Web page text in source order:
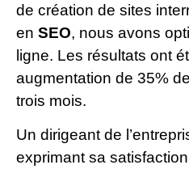
de création de sites
en SEO, nous avons
ligne. Les résultats ont
augmentation de 35%
trois mois.
Un dirigeant de
exprimant sa